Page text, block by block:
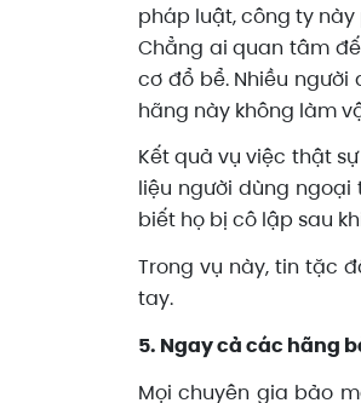
pháp luật, công ty
Chẳng ai quan tâm
cơ đổ bể. Nhiều
hãng này không làm
Kết quả vụ việc thật
liệu người dùng ngoại
biết họ bị cô lập sau
Trong vụ này, tin tặc
tay.
5. Ngay cả các hãng
Mọi chuyên gia bảo